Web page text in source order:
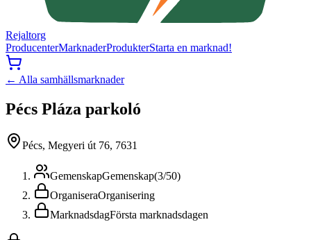
Rejaltorg
ProducenterMarknaderProdukterStarta en marknad!
← Alla samhällsmarknader
Pécs Pláza parkoló
Pécs, Megyeri út 76, 7631
GemenskapGemenskap(3/50)
OrganiseraOrganisering
MarknadsdagFörsta marknadsdagen